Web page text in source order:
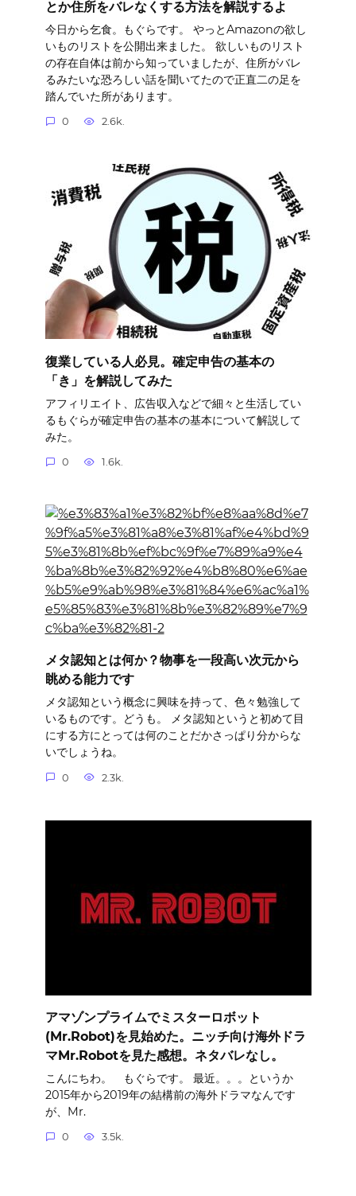
とか住所をバレなくする方法を解説するよ
今日から乞食。もぐらです。 やっとAmazonの欲し
いものリストを公開出来ました。 欲しいものリスト
の存在自体は前から知っていましたが、住所がバレ
るみたいな恐ろしい話を聞いてたので正直二の足を
踏んでいた所があります。
0 2.6k.
復業している人必見。確定申告の基本の
「き」を解説してみた
アフィリエイト、広告収入などで細々と生活してい
るもぐらが確定申告の基本の基本について解説して
みた。
0 1.6k.
メタ認知とは何か？物事を一段高い次元から
眺める能力です
メタ認知という概念に興味を持って、色々勉強して
いるものです。どうも。 メタ認知というと初めて目
にする方にとっては何のことだかさっぱり分からな
いでしょうね。
0 2.3k.
アマゾンプライムでミスターロボット
(Mr.Robot)を見始めた。ニッチ向け海外ドラ
マMr.Robotを見た感想。ネタバレなし。
こんにちわ。 もぐらです。 最近。。。というか
2015年から2019年の結構前の海外ドラマなんです
が、Mr.
0 3.5k.